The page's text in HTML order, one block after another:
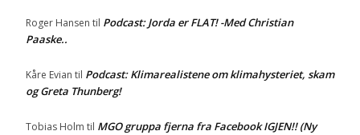
Roger Hansen til Podcast: Jorda er FLAT! -Med Christian
Paaske..
Kåre Evian til Podcast: Klimarealistene om klimahysteriet, skam
og Greta Thunberg!
Tobias Holm til MGO gruppa fjerna fra Facebook IGJEN!! (Ny